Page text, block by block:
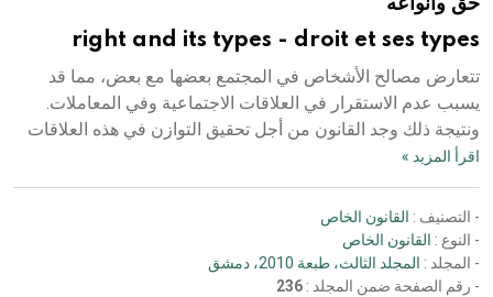
حق وانواعه
right and its types - droit et ses types
تتعارض مصالح الأشخاص في المجتمع بعضها مع بعض، مما قد
يسبب عدم الاستقرار في العلاقات الاجتماعية وفي المعاملات.
ونتيجة ذلك وجد القانون من أجل تحقيق التوازن في هذه العلاقات
اقرأ المزيد »
- التصنيف : القانون الخاص
- النوع : القانون الخاص
- المجلد : المجلد الثالث، طبعة 2010، دمشق
- رقم الصفحة ضمن المجلد : 236